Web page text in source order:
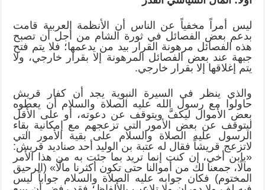
ليس أمراً مخفياً عن الناس أن الأنظمة العربية قامت
بدعم بعض الفصائل في ثورة الشام من أجل أن تصبح
هذه الفصائل مرهونة القرار بيد من يدعمها؛ فلا يتم فتح
جبهة عند بعض الفصائل المرهونة إلا بقرار خارجي، ولا
يتم إغلاقها إلا بقرار خارجي.
والذي ينظر في السيرة النبوية يجد أن كفار قريش
حاولوا مع رسول الله عليه الصلاة والسلام أن يعطوه
بعض الأموال ليكفَّ ويتوقف عن دعوته، أو على الأقل
ليتوقف عن بعض الأمور التي تزعجهم مع إمكانية بقاء
الرسول عليه الصلاة والسلام على بقية الأمور التي
لاتزعج قريشاً فقال له عتبة بن الوليد أحد صناديد قريش:
«يابن أخي، إن كنت إنما تريد بما جئت به من هذا الأمر
مالًا، جمعنا لك من أموالنا حتى تكون أكثرنا مالًا» (الرحيق
المختوم) فكان جوابه عليه الصلاة والسلام جواباً ليس